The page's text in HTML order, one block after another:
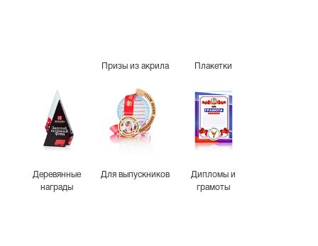
Призы из акрила Плакетки
Деревянные
награды
Для выпускников
Дипломы и
грамоты